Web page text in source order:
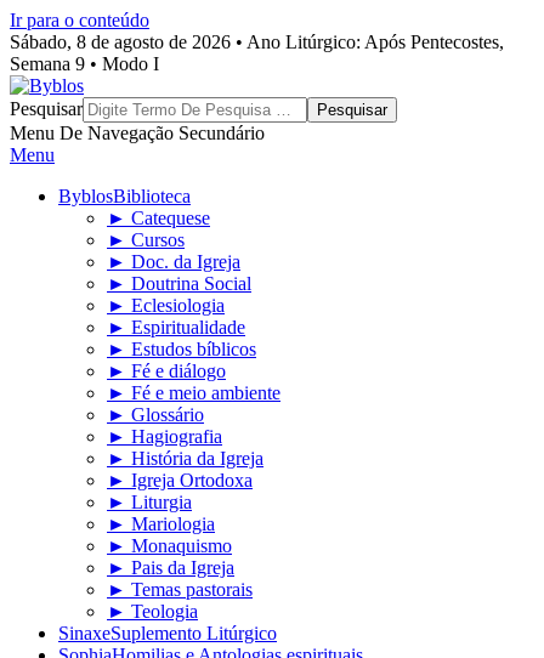
Ir para o conteúdo
Sábado, 8 de agosto de 2026 • Ano Litúrgico: Após Pentecostes,
Semana 9 • Modo I
Byblos
Pesquisar
Menu De Navegação Secundário
Menu
ByblosBiblioteca
► Catequese
► Cursos
► Doc. da Igreja
► Doutrina Social
► Eclesiologia
► Espiritualidade
► Estudos bíblicos
► Fé e diálogo
► Fé e meio ambiente
► Glossário
► Hagiografia
► História da Igreja
► Igreja Ortodoxa
► Liturgia
► Mariologia
► Monaquismo
► Pais da Igreja
► Temas pastorais
► Teologia
SinaxeSuplemento Litúrgico